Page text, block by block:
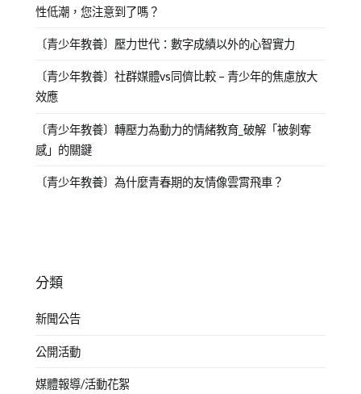
性低潮，您注意到了嗎？
〔青少年教養〕壓力世代：數字成績以外的心智實力
〔青少年教養〕社群媒體vs同儕比較 – 青少年的焦慮放大
效應
〔青少年教養〕轉壓力為動力的情緒教育_破解「被剝奪
感」的關鍵
〔青少年教養〕為什麼青春期的友情像雲霄飛車？
分類
新聞公告
公開活動
媒體報導/活動花絮